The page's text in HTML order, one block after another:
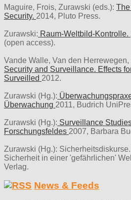
Maguire, Frois, Zurawski (eds.):
Security. 2014, Pluto Press.
Zurawski: Raum-Weltbild-Kontrolle.
(open access).
Vande Walle, Van den
Security and Surveillance. Effects
Surveilled 2012.
Zurawski (Hg.):
Überwachung 2011, Budrich
Zurawski (Hg.): Surveillance
Forschungsfeldes 2007, Barbara
Zurawski (Hg.):
Sicherheit in einer 'gefährlichen'
Verlag.
News & Feeds